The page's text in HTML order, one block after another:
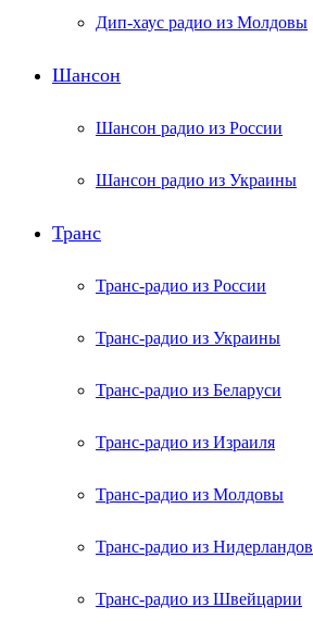
Дип-хаус радио из Молдовы
Шансон
Шансон радио из России
Шансон радио из Украины
Транс
Транс-радио из России
Транс-радио из Украины
Транс-радио из Беларуси
Транс-радио из Израиля
Транс-радио из Молдовы
Транс-радио из Нидерландов
Транс-радио из Швейцарии